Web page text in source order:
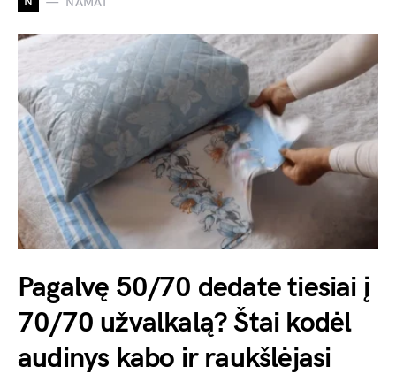
Pagalvę 50/70 dedate tiesiai į
70/70 užvalkalą? Štai kodėl
audinys kabo ir raukšlėjasi